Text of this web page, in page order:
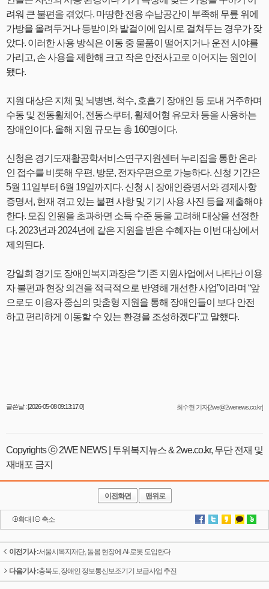
려워 큰 불편을 겪었다. 마땅한 전용 수납공간이 부족해 무릎 위에
가방을 올려두거나 등받이와 발걸이에 임시로 걸쳐두는 경우가 잦
았다. 이러한 사용 방식은 이동 중 물품이 떨어지거나 운전 시야를
가리고, 손 사용을 제한해 크고 작은 안전사고로 이어지는 원인이
됐다.
지원 대상은 지체 및 뇌병변, 척수, 호흡기 장애인 등 도내 거주하며
수동 및 전동휠체어, 전동스쿠터, 휠체어형 유모차 등을 사용하는
장애인이다. 올해 지원 규모는 총 160명이다.
신청은 경기도재활공학서비스연구지원센터 누리집을 통한 온라
인 접수를 비롯해 우편, 방문, 전자우편으로 가능하다. 신청 기간은
5월 11일부터 6월 19일까지다. 신청 시 장애인증명서와 경제사항
증명서, 현재 겪고 있는 불편 사항 및 기기 사용 사진 등을 제출해야
한다. 모집 인원을 초과하면 소득 수준 등을 고려해 대상을 선정한
다. 2023년과 2024년에 같은 지원을 받은 수혜자는 이번 대상에서
제외된다.
강일희 경기도 장애인복지과장은 “기존 지원사업에서 나타난 이용
자 불편과 현장 의견을 적극적으로 반영해 개선한 사업”이라며 “앞
으로도 이용자 중심의 맞춤형 지원을 통해 장애인들이 보다 안전
하고 편리하게 이동할 수 있는 환경을 조성하겠다”고 말했다.
글쓴날 : [2026-05-08 09:13:17.0] 최수현 기자[2we@2wenews.co.kr]
Copyrights ⓒ 2WE NEWS | 투위복지뉴스 & 2we.co.kr, 무단 전재 및
재배포 금지
이전화면 맨위로
확대 축소
이전기사 :서울시복지재단, 돌봄 현장에 AI·로봇 도입한다
다음기사 :충북도, 장애인 정보통신보조기기 보급사업 추진